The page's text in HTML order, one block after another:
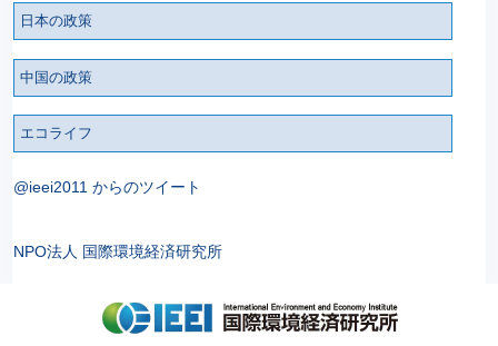
日本の政策
中国の政策
エコライフ
@ieei2011 からのツイート
NPO法人 国際環境経済研究所